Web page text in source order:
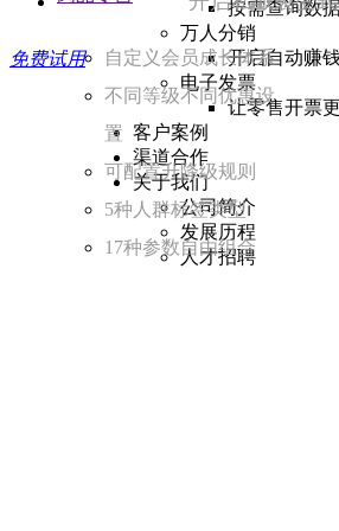
按需查询数
万人分销
开启自动赚
电子发票
让零售开票
客户案例
渠道合作
关于我们
公司简介
发展历程
人才招聘
免费试用
自定义会员成长体系
不同等级不同优惠设
置
可配置升降级规则
5种人群标签类型
17种参数自由组合